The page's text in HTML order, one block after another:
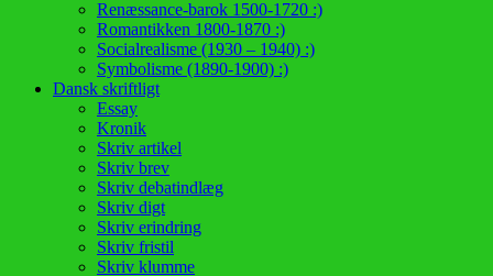
Renæssance-barok 1500-1720 :)
Romantikken 1800-1870 :)
Socialrealisme (1930 – 1940) :)
Symbolisme (1890-1900) :)
Dansk skriftligt
Essay
Kronik
Skriv artikel
Skriv brev
Skriv debatindlæg
Skriv digt
Skriv erindring
Skriv fristil
Skriv klumme